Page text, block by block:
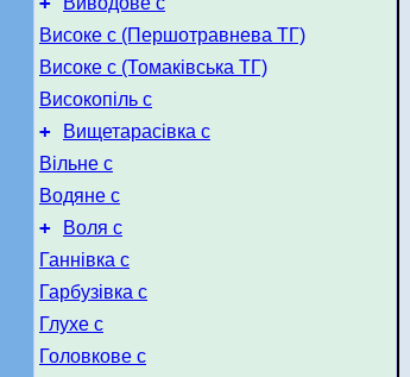
Високе с (Першотравнева ТГ)
Високе с (Томаківська ТГ)
Високопіль с
+
Вищетарасівка с
Вільне с
Водяне с
+
Воля с
Ганнівка с
Гарбузівка с
Глухе с
Головкове с